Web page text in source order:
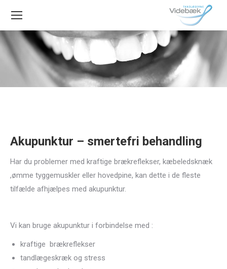
Akupunktur – smertefri behandling
Har du problemer med kraftige brækreflekser, kæbeledsknæk
,ømme tyggemuskler eller hovedpine, kan dette i de fleste
tilfælde afhjælpes med akupunktur.
Vi kan bruge akupunktur i forbindelse med :
kraftige brækreflekser
tandlægeskræk og stress